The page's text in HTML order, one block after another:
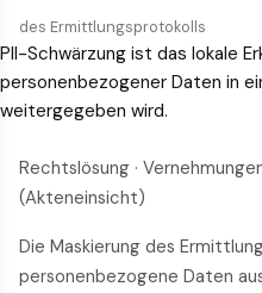
des Ermittlungsprotokolls
PII-Schwärzung ist das lokale
personenbezogener Daten in
weitergegeben wird.
Rechtslösung ·
(Akteneinsicht)
Die Maskierung des
personenbezogene Daten